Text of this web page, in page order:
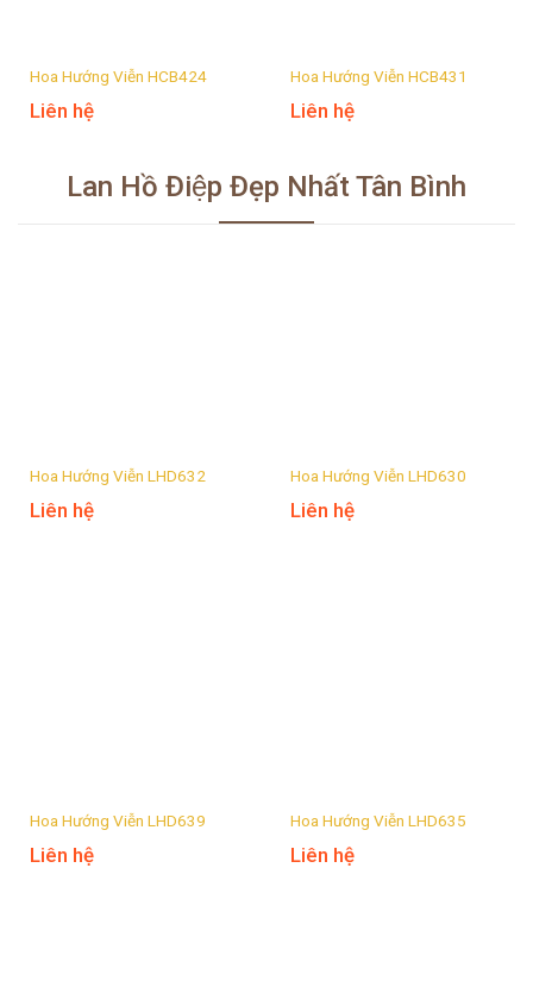
Hoa Hướng Viễn HCB424
Liên hệ
Hoa Hướng Viễn HCB431
Liên hệ
Lan Hồ Điệp Đẹp Nhất Tân Bình
Hoa Hướng Viễn LHD632
Liên hệ
Hoa Hướng Viễn LHD630
Liên hệ
Hoa Hướng Viễn LHD639
Liên hệ
Hoa Hướng Viễn LHD635
Liên hệ